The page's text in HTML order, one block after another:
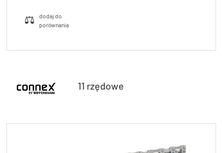
11 rzędowe